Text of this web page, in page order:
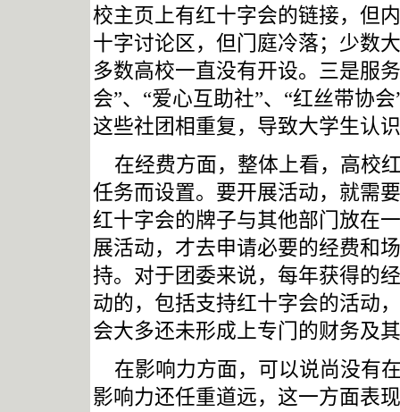
校主页上有红十字会的链接，但
十字讨论区，但门庭冷落；少数
多数高校一直没有开设。三是服
会”、“爱心互助社”、“红丝带协
这些社团相重复，导致大学生认
在经费方面，整体上看，高校
任务而设置。要开展活动，就需
红十字会的牌子与其他部门放在
展活动，才去申请必要的经费和
持。对于团委来说，每年获得的
动的，包括支持红十字会的活动
会大多还未形成上专门的财务及
在影响力方面，可以说尚没有
影响力还任重道远，这一方面表